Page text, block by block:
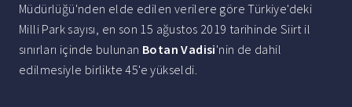
Müdürlüğü'nden elde edilen verilere göre Türkiye'deki
Milli Park sayısı, en son 15 ağustos 2019 tarihinde Siirt il
sınırları içinde bulunan Botan Vadisi'nin de dahil
edilmesiyle birlikte 45'e yükseldi.